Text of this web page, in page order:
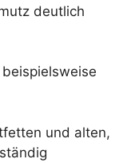
deutlich
und alten,